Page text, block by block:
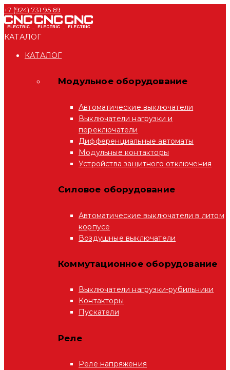
+7 (924) 731 95 69
КАТАЛОГ
КАТАЛОГ
Модульное оборудование
Автоматические выключатели
Выключатели нагрузки и
переключатели
Дифференциальные автоматы
Модульные контакторы
Устройства защитного отключения
Силовое оборудование
Автоматические выключатели в литом
корпусе
Воздушные выключатели
Коммутационное оборудование
Выключатели нагрузки-рубильники
Контакторы
Пускатели
Реле
Реле напряжения